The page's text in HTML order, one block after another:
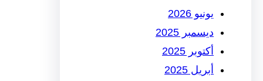
يونيو 2026
ديسمبر 2025
أكتوبر 2025
أبريل 2025